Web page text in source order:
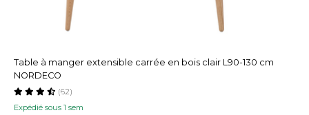
Table à manger extensible carrée en bois clair L90-130 cm
NORDECO
Expédié sous 1 sem
(62)